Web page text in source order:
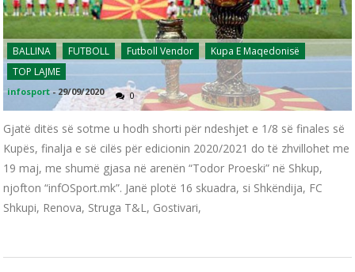
BALLINA FUTBOLL Futboll Vendor
Kupa E Maqedonisë
TOP LAJME
infosport -29/09/2020 0
Gjatë ditës së sotme u hodh shorti për ndeshjet e 1/8 së finales së
Kupës, finalja e së cilës për edicionin 2020/2021 do të zhvillohet me
19 maj, me shumë gjasa në arenën “Todor Proeski” në Shkup,
njofton “infOSport.mk”. Janë plotë 16 skuadra, si Shkëndija, FC
Shkupi, Renova, Struga T&L, Gostivari,